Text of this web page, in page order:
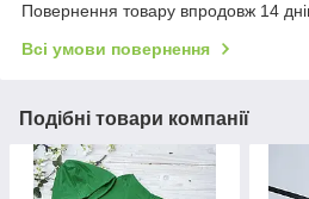
Повернення товару впродовж 14
Всі умови повернення
Подібні товари компанії